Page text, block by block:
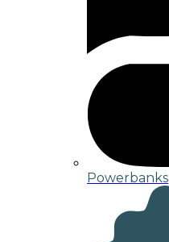
Powerbanks